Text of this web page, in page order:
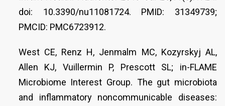
doi: 10.3390/nu11081724. PMID: 31349739;
PMCID: PMC6723912.
West CE, Renz H, Jenmalm MC, Kozyrskyj AL,
Allen KJ, Vuillermin P, Prescott SL; in-FLAME
Microbiome Interest Group. The gut microbiota
and inflammatory noncommunicable diseases: